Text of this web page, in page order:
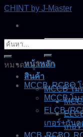
Skip
content
CHINT by J-Master
หน้าหลัก
สินค้า
MCCB โม
เกอ
ค้นหา:
หมวดหมู่สินค้า
MCCB, RCBO
MCCB โม
ELCB
เกอร์+กันดู
MCB, RCBO,